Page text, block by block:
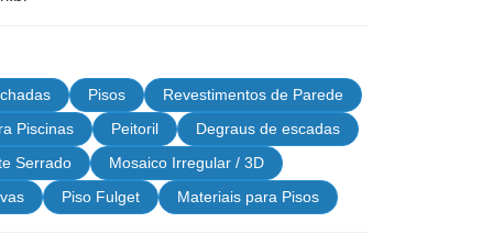
Pisos
Revestimentos de Parede
Piscinas Peitoril
Degraus de escadas
Serrado
Mosaico Irregular / 3D
Piso Fulget Materiais para Pisos